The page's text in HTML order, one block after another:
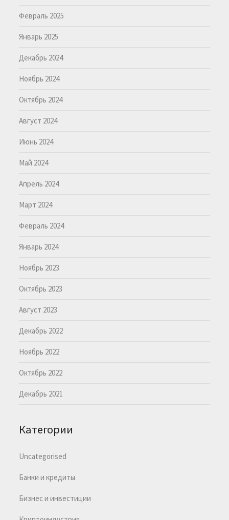
Февраль 2025
Январь 2025
Декабрь 2024
Ноябрь 2024
Октябрь 2024
Август 2024
Июнь 2024
Май 2024
Апрель 2024
Март 2024
Февраль 2024
Январь 2024
Ноябрь 2023
Октябрь 2023
Август 2023
Декабрь 2022
Ноябрь 2022
Октябрь 2022
Декабрь 2021
Категории
Uncategorised
Банки и кредиты
Бизнес и инвестиции